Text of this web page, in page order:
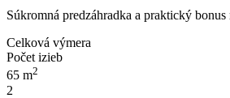
Súkromná predzáhradka a praktický
Celková výmera
Počet izieb
65 m2
2